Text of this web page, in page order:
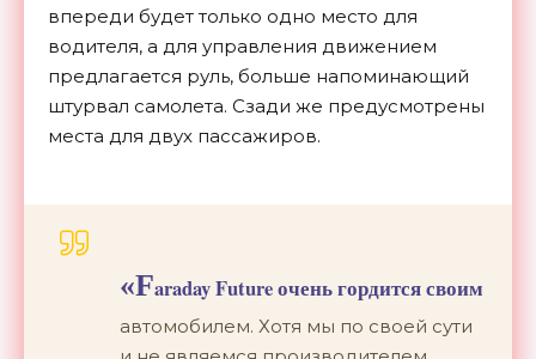
впереди будет только одно место для
водителя, а для управления движением
предлагается руль, больше напоминающий
штурвал самолета. Сзади же предусмотрены
места для двух пассажиров.
«Faraday Future очень гордится своим
автомобилем. Хотя мы по своей сути